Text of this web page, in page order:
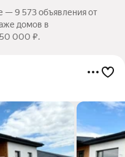
— 9 573 объявления от
домов в
000 ₽.